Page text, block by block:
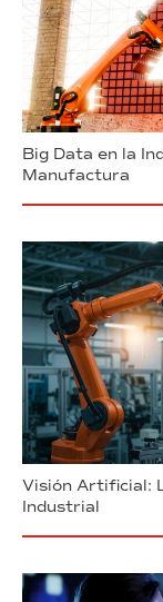
Big Data en la
Manufactura
Visión Artificial:
Industrial